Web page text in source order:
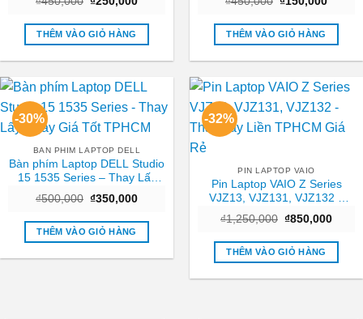
là:
₫450,000.
tại
₫250,000.
THÊM VÀO GIỎ HÀNG
là:
₫450,000.
tại
THÊM VÀO GIỎ HÀNG
-30%
BAN PHIM LAPTOP DELL
Bàn phím Laptop DELL Studio
15 1535 Series – Thay Lấy
₫500,000 Giá
là:
₫500,000.
₫350,000Giá
tại
₫350,000.
THÊM VÀO GIỎ HÀNG
-32%
PIN LAPTOP VAIO
Pin Laptop VAIO Z Series
VJZ13, VJZ131, VJZ132 –
₫1,250,000 Giá
là:
₫1,250,000.
₫850,000Giá
tại
THÊM VÀO GIỎ HÀNG